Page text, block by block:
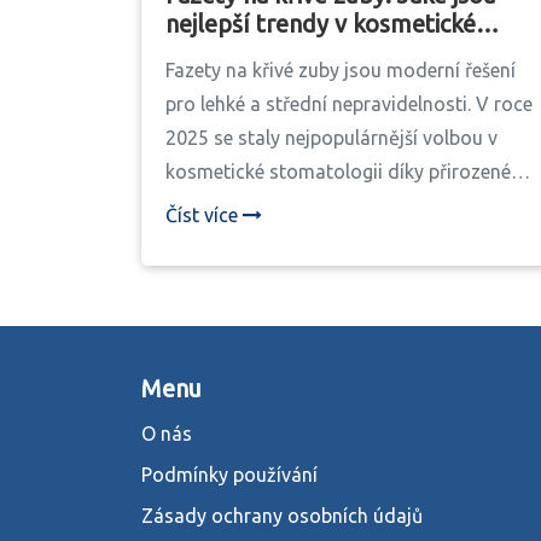
nejlepší trendy v kosmetické
Fazety na křivé zuby jsou moderní řešení
pro lehké a střední nepravidelnosti. V roce
2025 se staly nejpopulárnější volbou v
kosmetické stomatologii díky přirozenému
vzhledu, rychlému zákroku a dlouhé
Číst více
Menu
O nás
Podmínky používání
Zásady ochrany osobních údajů